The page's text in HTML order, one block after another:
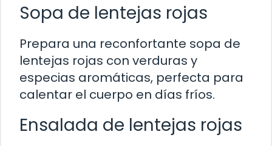
Sopa de lentejas rojas
Prepara una reconfortante sopa de
lentejas rojas con verduras y
especias aromáticas, perfecta para
calentar el cuerpo en días fríos.
Ensalada de lentejas rojas